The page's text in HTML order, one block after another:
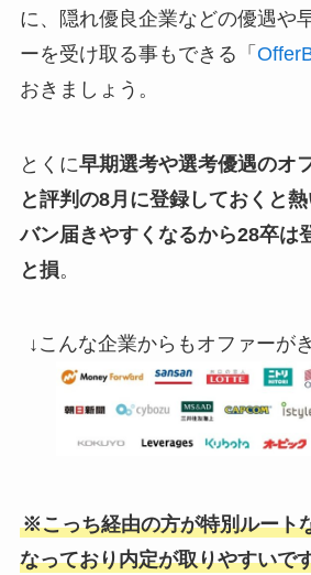
に、隠れ優良企業などの優遇や
ーを受け取る事もできる「
おきましょう。
とくに早期選考や選考優遇のオ
と評判の8月に登録しておくと
バン届きやすくなるから28卒は
と損。
↓こんな企業からもオファーが
※こっち経由の方が特別ルート
なっており内定が取りやすいで